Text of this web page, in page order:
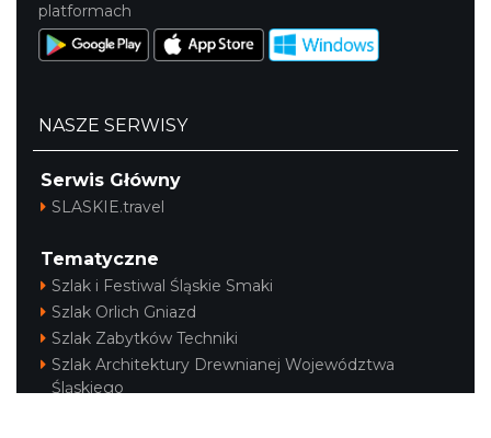
platformach
NASZE SERWISY
Serwis Główny
SLASKIE.travel
Tematyczne
Szlak i Festiwal Śląskie Smaki
Szlak Orlich Gniazd
Szlak Zabytków Techniki
Szlak Architektury Drewnianej Województwa
Śląskiego